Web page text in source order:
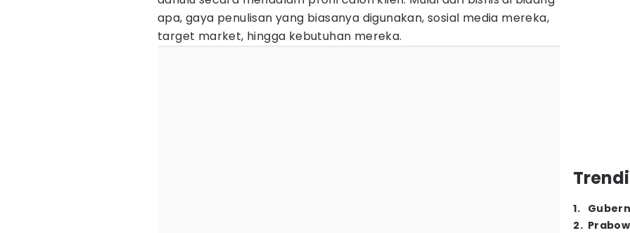
apa, gaya penulisan yang biasanya digunakan, sosial media mereka,
target market, hingga kebutuhan mereka.
1.
2.